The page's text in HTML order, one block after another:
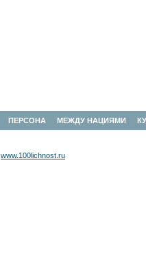
ПЕРСОНА МЕЖДУ НАЦИЯМИ
www.100lichnost.ru